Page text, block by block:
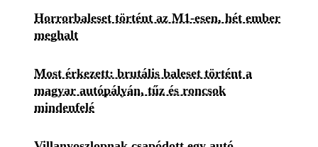
Horrorbaleset történt az M1-esen, hét ember
meghalt
Most érkezett: brutális baleset történt a
magyar autópályán, tűz és roncsok
mindenfelé